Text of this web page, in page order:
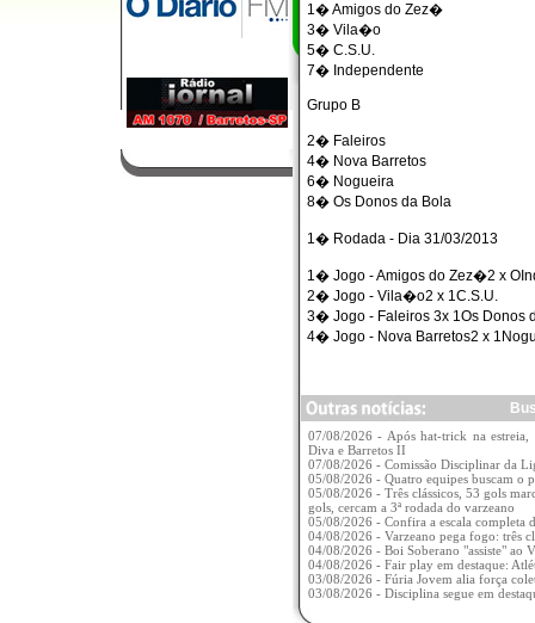
1� Amigos do Zez�
3� Vila�o
5� C.S.U.
7� Independente
Grupo B
2� Faleiros
4� Nova Barretos
6� Nogueira
8� Os Donos da Bola
1� Rodada - Dia 31/03/2013
1� Jogo - Amigos do Zez�2 x
2� Jogo - Vila�o2 x 1C.S.U.
3� Jogo - Faleiros 3x 1Os Donos
4� Jogo - Nova Barretos2 x
07/08/2026 - Após hat-trick na estreia,
Diva e Barretos II
07/08/2026 - Comissão Disciplinar da
05/08/2026 - Quatro equipes buscam o
05/08/2026 - Três clássicos, 53 gols
gols, cercam a 3ª rodada do varzeano
05/08/2026 - Confira a escala completa
04/08/2026 - Varzeano pega fogo: três
04/08/2026 - Boi Soberano "assiste" ao
04/08/2026 - Fair play em destaque:
03/08/2026 - Fúria Jovem alia força
03/08/2026 - Disciplina segue em